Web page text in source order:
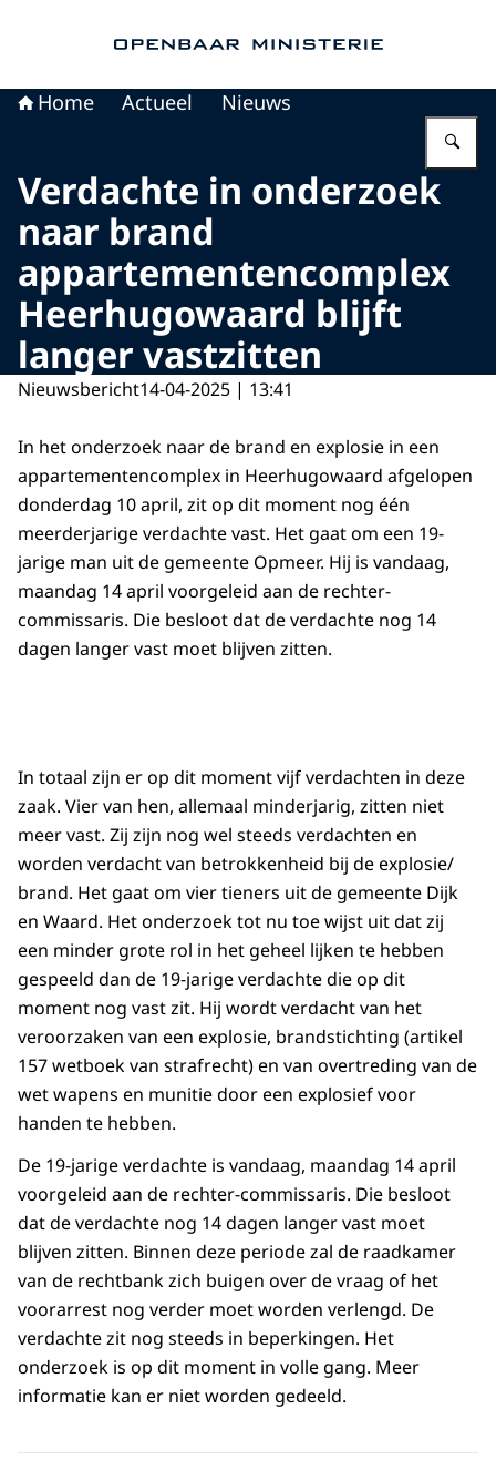
Home Actueel Nieuws
Verdachte in onderzoek
naar brand
appartementencomplex
Heerhugowaard blijft
langer vastzitten
Nieuwsbericht14-04-2025 | 13:41
In het onderzoek naar de brand en explosie in een
appartementencomplex in Heerhugowaard afgelopen
donderdag 10 april, zit op dit moment nog één
meerderjarige verdachte vast. Het gaat om een 19-
jarige man uit de gemeente Opmeer. Hij is vandaag,
maandag 14 april voorgeleid aan de rechter-
commissaris. Die besloot dat de verdachte nog 14
dagen langer vast moet blijven zitten.
In totaal zijn er op dit moment vijf verdachten in deze
zaak. Vier van hen, allemaal minderjarig, zitten niet
meer vast. Zij zijn nog wel steeds verdachten en
worden verdacht van betrokkenheid bij de explosie/
brand. Het gaat om vier tieners uit de gemeente Dijk
en Waard. Het onderzoek tot nu toe wijst uit dat zij
een minder grote rol in het geheel lijken te hebben
gespeeld dan de 19-jarige verdachte die op dit
moment nog vast zit. Hij wordt verdacht van het
veroorzaken van een explosie, brandstichting (artikel
157 wetboek van strafrecht) en van overtreding van de
wet wapens en munitie door een explosief voor
handen te hebben.
De 19-jarige verdachte is vandaag, maandag 14 april
voorgeleid aan de rechter-commissaris. Die besloot
dat de verdachte nog 14 dagen langer vast moet
blijven zitten. Binnen deze periode zal de raadkamer
van de rechtbank zich buigen over de vraag of het
voorarrest nog verder moet worden verlengd. De
verdachte zit nog steeds in beperkingen. Het
onderzoek is op dit moment in volle gang. Meer
informatie kan er niet worden gedeeld.